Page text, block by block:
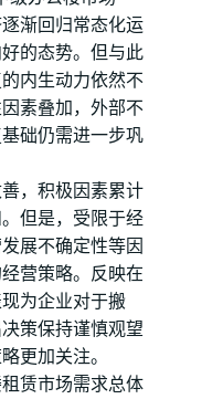
渐回归常态化运
的态势。但与此
内生动力依然不
素叠加，外部不
础仍需进一步巩
，积极因素累计
但是，受限于经
展不确定性等因
营策略。反映在
为企业对于搬
策保持谨慎观望
更加关注。
赁市场需求总体